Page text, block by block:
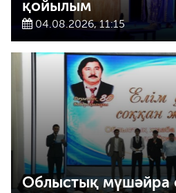
қойылым
04.08.2026, 11:15
Облыстық мүшәйра